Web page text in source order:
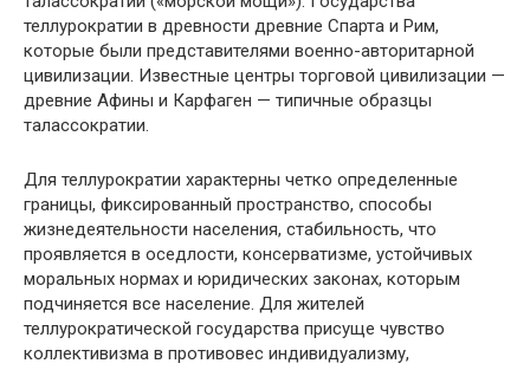
теллурократии в древности древние Спарта и Рим,
которые были представителями военно-авторитарной
цивилизации. Известные центры торговой цивилизации —
древние Афины и Карфаген — типичные образцы
талассократии.
Для теллурократии характерны четко определенные
границы, фиксированный пространство, способы
жизнедеятельности населения, стабильность, что
проявляется в оседлости, консерватизме, устойчивых
моральных нормах и юридических законах, которым
подчиняется все население. Для жителей
теллурократической государства присуще чувство
коллективизма в противовес индивидуализму,